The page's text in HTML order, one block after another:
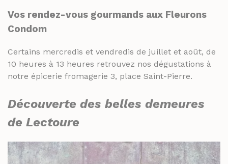
Vos rendez-vous gourmands aux Fleurons
Condom
Certains mercredis et vendredis de juillet et août, de
10 heures à 13 heures retrouvez nos dégustations à
notre épicerie fromagerie 3, place Saint-Pierre.
Découverte des belles demeures
de Lectoure